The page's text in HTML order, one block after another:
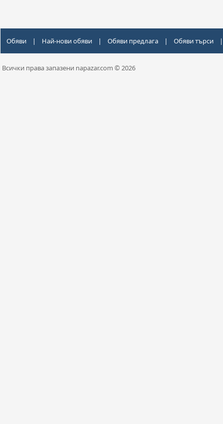
Обяви | Най-нови обяви | Обяви предлага | Обяви търси |
Всички права запазени napazar.com © 2026